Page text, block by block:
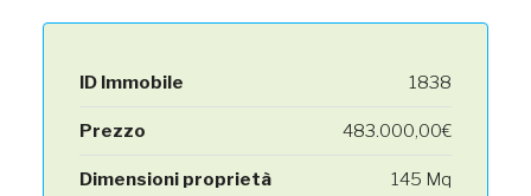
ID Immobile 1838
Prezzo 483.000,00€
Dimensioni proprietà 145 Mq